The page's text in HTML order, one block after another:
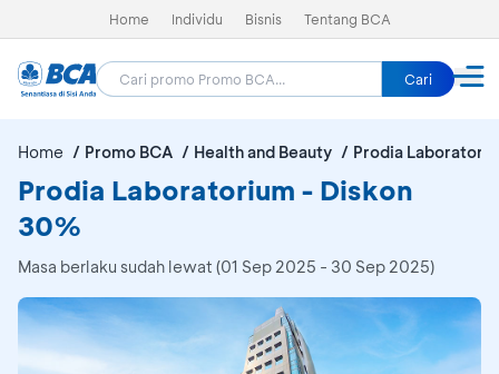
Home Individu Bisnis Tentang BCA
Cari
Home Promo BCA Health and Beauty Prodia
Prodia Laboratorium - Diskon
30%
Masa berlaku sudah lewat (01 Sep 2025 - 30 Sep 2025)